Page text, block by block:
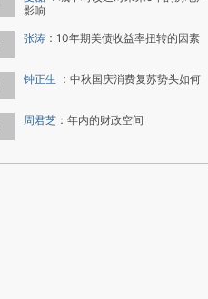
影响
张涛 ： 10年期美债收益率扭转的因素
钟正生 ： 中秋国庆消费复苏势头如何
周君芝 ： 年内的财政空间